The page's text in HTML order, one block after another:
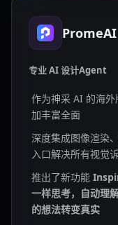
PromeAI
专业 AI 设计Agent
作为神采 AI 的海
加丰富全面
深度集成图像渲染
入口解决所有视觉诉
推出了新功能
一样思考，自动理
的想法转变真实